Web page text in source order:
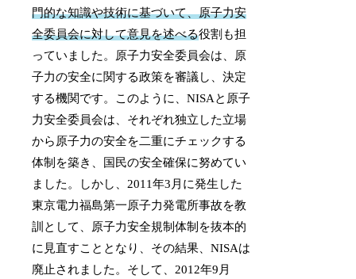
門的な知識や技術に基づいて、原子力安
全委員会に対して意見を述べる役割も担
っていました。原子力安全委員会は、原
子力の安全に関する政策を審議し、決定
する機関です。このように、NISAと原子
力安全委員会は、それぞれ独立した立場
から原子力の安全を二重にチェックする
体制を築き、国民の安全確保に努めてい
ました。しかし、2011年3月に発生した
東京電力福島第一原子力発電所事故を教
訓として、原子力安全規制体制を抜本的
に見直すこととなり、その結果、NISAは
廃止されました。そして、2012年9月